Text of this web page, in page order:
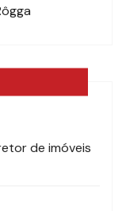
de imóveis